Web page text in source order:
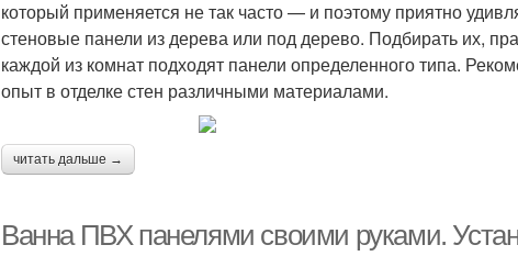
который применяется не так часто — и поэтому приятно
стеновые панели из дерева или под дерево. Подбирать их,
каждой из комнат подходят панели определенного типа.
опыт в отделке стен различными материалами.
читать дальше →
Ванна ПВХ панелями своими руками.